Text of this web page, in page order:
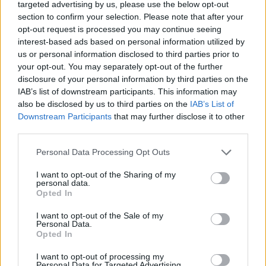
targeted advertising by us, please use the below opt-out
section to confirm your selection. Please note that after your
opt-out request is processed you may continue seeing
interest-based ads based on personal information utilized by
us or personal information disclosed to third parties prior to
your opt-out. You may separately opt-out of the further
disclosure of your personal information by third parties on the
IAB’s list of downstream participants. This information may
also be disclosed by us to third parties on the IAB’s List of
Downstream Participants that may further disclose it to other
Personal Data Processing Opt Outs
I want to opt-out of the Sharing of my
personal data.
Opted In
I want to opt-out of the Sale of my
Personal Data.
Opted In
I want to opt-out of processing my
linksback en linker centrale verdediger. Een speler met
flexibiliteit en marktwaarde. Volgens berichtgeving speelde het
plan van Rigaux een belangrijke rol in zijn keuze voor
Feyenoord.
Vanhoutte is de meest besproken naam. Een 27-jarige
Belgische middenvelder die balans moet brengen en volgens
Rigaux al langer hoog op de lijst stond. Precies daar begint de
argwaan. Mike Verweij en Valentijn Driessen vinden het
opvallend dat een speler uit de Belgische markt ineens
“toevallig” bovenaan de scoutinglijst staat. Driessen zette ook
bij de WK-selectie van België.
voorlopig door een vergrootglas bekeken.